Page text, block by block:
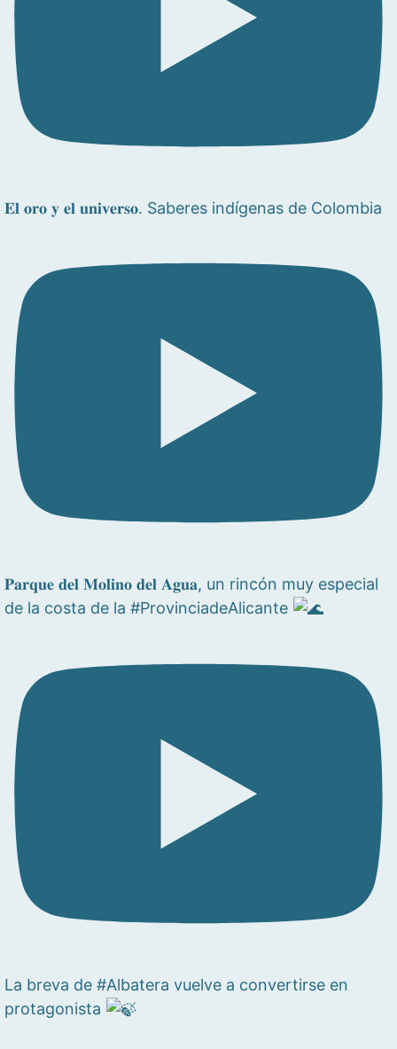
𝐄𝐥 𝐨𝐫𝐨 𝐲 𝐞𝐥 𝐮𝐧𝐢𝐯𝐞𝐫𝐬𝐨. Saberes indígenas de Colombia
𝐏𝐚𝐫𝐪𝐮𝐞 𝐝𝐞𝐥 𝐌𝐨𝐥𝐢𝐧𝐨 𝐝𝐞𝐥 𝐀𝐠𝐮𝐚, un rincón muy especial
de la costa de la #ProvinciadeAlicante
La breva de #Albatera vuelve a convertirse en
protagonista